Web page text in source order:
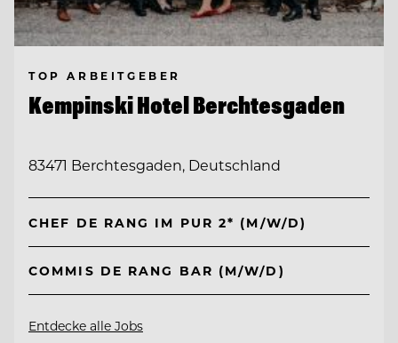
TOP ARBEITGEBER
Kempinski Hotel Berchtesgaden
83471 Berchtesgaden, Deutschland
CHEF DE RANG IM PUR 2* (M/W/D)
COMMIS DE RANG BAR (M/W/D)
Entdecke alle Jobs